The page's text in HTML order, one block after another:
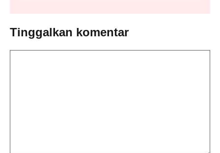
Tinggalkan komentar